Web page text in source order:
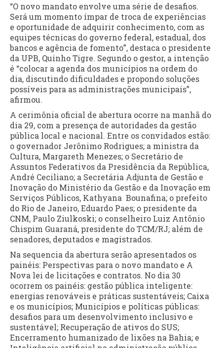
“O novo mandato envolve uma série de desafios.
Será um momento ímpar de troca de experiências
e oportunidade de adquirir conhecimento, com as
equipes técnicas do governo federal, estadual, dos
bancos e agência de fomento”, destaca o presidente
da UPB, Quinho Tigre. Segundo o gestor, a intenção
é “colocar a agenda dos municípios na ordem do
dia, discutindo dificuldades e propondo soluções
possíveis para as administrações municipais”,
afirmou.
A cerimônia oficial de abertura ocorre na manhã do
dia 29, com a presença de autoridades da gestão
pública local e nacional. Entre os convidados estão:
o governador Jerônimo Rodrigues; a ministra da
Cultura, Margareth Menezes; o Secretário de
Assuntos Federativos da Presidência da República,
André Ceciliano; a Secretária Adjunta de Gestão e
Inovação do Ministério da Gestão e da Inovação em
Serviços Públicos, Kathyana Bounafina; o prefeito
do Rio de Janeiro, Eduardo Paes; o presidente da
CNM, Paulo Ziulkoski; o conselheiro Luiz Antônio
Chispim Guaraná, presidente do TCM/RJ; além de
senadores, deputados e magistrados.
Na sequencia da abertura serão apresentados os
painéis: Perspectivas para o novo mandato e A
Nova lei de licitações e contratos. No dia 30
ocorrem os painéis: gestão pública inteligente:
energias renováveis e práticas sustentáveis; Caixa
e os municípios; Municípios e políticas públicas:
desafios para um desenvolvimento inclusivo e
sustentável; Recuperação de ativos do SUS;
Encerramento humanizado de lixões na Bahia; e